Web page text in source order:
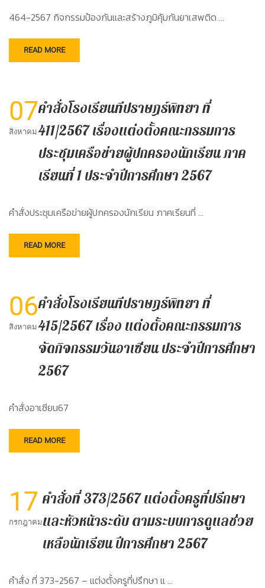
464-2567 กิจกรรมป้องกันและสร้างภูมิคุ้มกันยาเสพติด …
READ MORE
07
สิงหาคม
คำสั่งโรงเรียนทีปราษฎร์พิทยา ที่
411/2567 เรื่องแต่งตั้งคณะกรรมการ
ประชุมเครือข่ายผู้ปกครองนักเรียน ภาค
เรียนที่ 1 ประจำปีการศึกษา 2567
คำสั่งประชุมเครือข่ายผู้ปกครองนักเรียน ภาคเรียนที่ …
READ MORE
06
สิงหาคม
คำสั่งโรงเรียนทีปราษฎร์พิทยา ที่
415/2567 เรื่อง แต่งตั้งคณะกรรมการ
จัดกิจกรรมวันอาเซียน ประจำปีการศึกษา
2567
คำสั่งอาเซียน67
READ MORE
17
กรกฎาคม
คำสั่งที่ 373/2567 แต่งตั้งครูที่ปรึกษา
และหัวหน้าระดับ ตามระบบการดูแลช่วย
เหลือนักเรียน ปีการศึกษา 2567
คำสั่ง ที่ 373-2567 – แต่งตั้งครูที่ปรึกษา แ …